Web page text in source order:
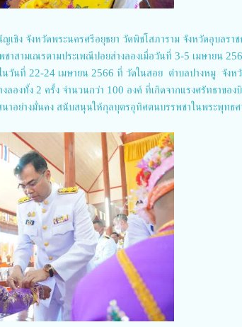
ชิง จังหวัดพระนครศรีอยุธยา วัดพิชโสภาราม จังหวัดอุบลราช
าสามเณรตามประเพณีปอยส่างลองเมื่อวันที่ 3-5 เมษายน
วันที่ 22-24 เมษายน 2566 ที่ วัดในสอย ตำบลปางหมู จังห
องทั้ง 2 ครั้ง จำนวนกว่า 100 องค์ ที่เกิดจากแรงศรัทธาของ
าอย่างมั่นคง สนับสนุนให้กุลบุตรอุทิศตนบรรพชาในพระพุทธศ